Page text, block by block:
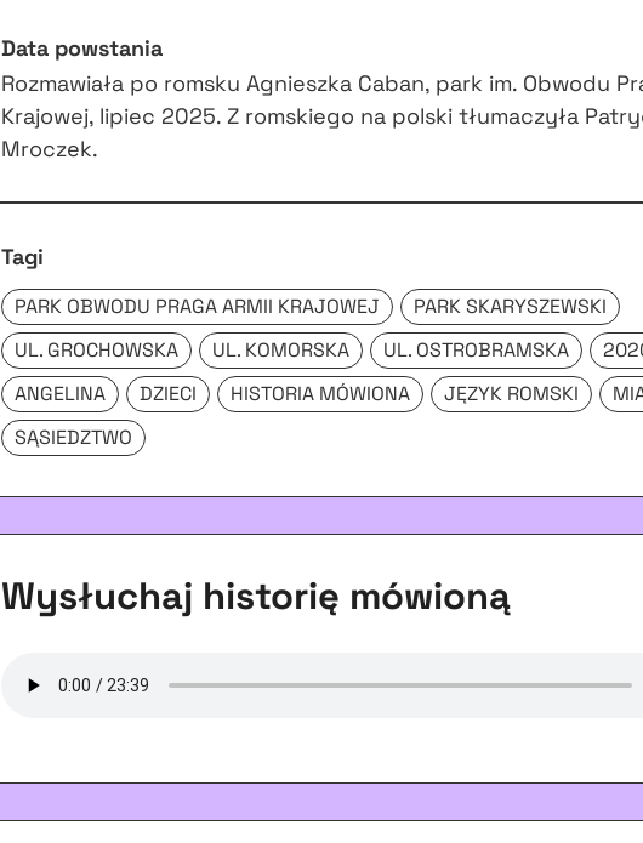
Data powstania
Rozmawiała po romsku Agnieszka Caban, park im. Obwodu
Krajowej, lipiec 2025. Z romskiego na polski tłumaczyła
Mroczek.
Tagi
PARK OBWODU PRAGA ARMII KRAJOWEJ
PARK SKARYSZEWSKI
UL. GROCHOWSKA
UL. KOMORSKA UL. OSTROBRAMSKA
ANGELINA
DZIECI HISTORIA MÓWIONA JĘZYK ROMSKI
SĄSIEDZTWO
Wysłuchaj historię mówioną